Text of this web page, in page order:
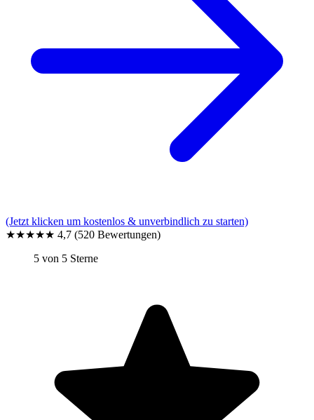
(Jetzt klicken um kostenlos & unverbindlich zu starten)
★★★★★ 4,7 (520 Bewertungen)
5 von 5 Sterne